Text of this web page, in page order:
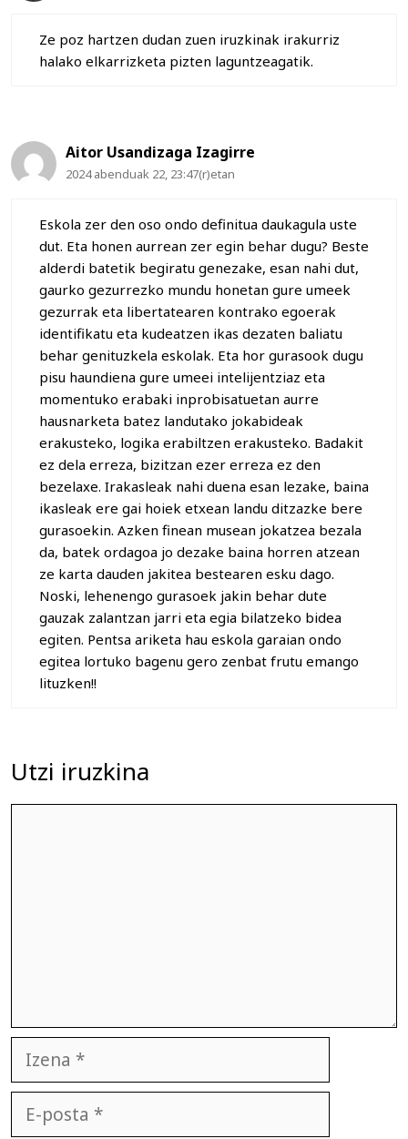
Ze poz hartzen dudan zuen iruzkinak irakurriz
halako elkarrizketa pizten laguntzeagatik.
Aitor Usandizaga Izagirre
2024 abenduak 22, 23:47(r)etan
Eskola zer den oso ondo definitua daukagula uste
dut. Eta honen aurrean zer egin behar dugu? Beste
alderdi batetik begiratu genezake, esan nahi dut,
gaurko gezurrezko mundu honetan gure umeek
gezurrak eta libertatearen kontrako egoerak
identifikatu eta kudeatzen ikas dezaten baliatu
behar genituzkela eskolak. Eta hor gurasook dugu
pisu haundiena gure umeei intelijentziaz eta
momentuko erabaki inprobisatuetan aurre
hausnarketa batez landutako jokabideak
erakusteko, logika erabiltzen erakusteko. Badakit
ez dela erreza, bizitzan ezer erreza ez den
bezelaxe. Irakasleak nahi duena esan lezake, baina
ikasleak ere gai hoiek etxean landu ditzazke bere
gurasoekin. Azken finean musean jokatzea bezala
da, batek ordagoa jo dezake baina horren atzean
ze karta dauden jakitea bestearen esku dago.
Noski, lehenengo gurasoek jakin behar dute
gauzak zalantzan jarri eta egia bilatzeko bidea
egiten. Pentsa ariketa hau eskola garaian ondo
egitea lortuko bagenu gero zenbat frutu emango
lituzken!!
Utzi iruzkina
posta